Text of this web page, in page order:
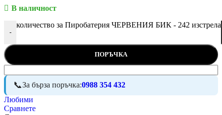
В наличност
-
количество за Пиробатерия ЧЕРВЕНИЯ БИК - 242 изстрела
ПОРЪЧКА
За бърза поръчка:0988 354 432
Любими
Сравнете